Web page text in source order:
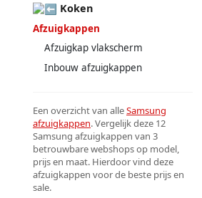
Koken
Afzuigkappen
Afzuigkap vlakscherm
Inbouw afzuigkappen
Een overzicht van alleSamsung
afzuigkappen. Vergelijk deze 12
Samsung afzuigkappen van 3
betrouwbare webshops op model,
prijs en maat. Hierdoor vind deze
afzuigkappen voor de beste prijs en
sale.